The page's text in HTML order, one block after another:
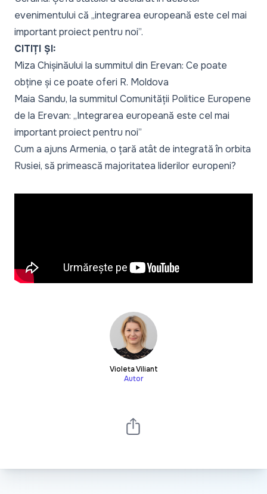
evenimentului că „integrarea europeană este cel mai
important proiect pentru noi”.
CITIȚI ȘI:
Miza Chișinăului la summitul din Erevan: Ce poate
obține și ce poate oferi R. Moldova
Maia Sandu, la summitul Comunității Politice Europene
de la Erevan: „Integrarea europeană este cel mai
important proiect pentru noi”
Cum a ajuns Armenia, o țară atât de integrată în orbita
Rusiei, să primească majoritatea liderilor europeni?
Violeta Viliant
Autor